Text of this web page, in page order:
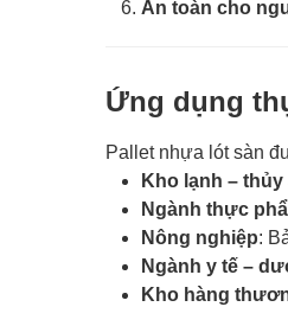
An toàn cho
Ứng dụng
Pallet nhựa lót sàn
Kho lạnh – thủy
Ngành thực
Nông nghiệp:
Ngành y tế –
Kho hàng